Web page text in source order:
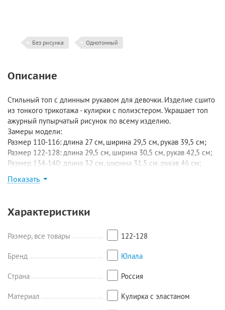
Без рисунка Однотонный
Описание
Стильный топ с длинным рукавом для девочки. Изделие сшито
из тонкого трикотажа - кулирки с полиэстером. Украшает топ
ажурный пупырчатый рисунок по всему изделию.
Замеры модели:
Размер 110-116: длина 27 см, ширина 29,5 см, рукав 39,5 см;
Размер 122-128: длина 29,5 см, ширина 30,5 см, рукав 42,5 см;
Размер 134-140: длина 32 см, ширина 31,5 см, рукав 46 см;
Размер 152-158: длина 35 см, ширина 37 см, рукав 53 см.
Показать
Характеристики
Размер, все товары 122-128
Бренд Юлала
Страна Россия
Материал Кулирка с эластаном